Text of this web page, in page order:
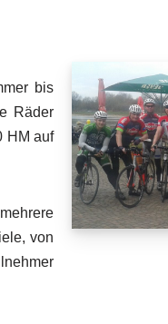
bis
Räder
HM auf
von